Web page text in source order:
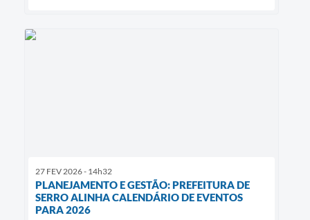
27 FEV 2026 - 14h32
PLANEJAMENTO E GESTÃO: PREFEITURA DE
SERRO ALINHA CALENDÁRIO DE EVENTOS
PARA 2026